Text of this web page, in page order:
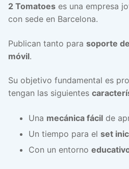
2 Tomatoes es una empresa
con sede en Barcelona.
Publican tanto para soporte
móvil.
Su objetivo fundamental es
tengan las siguientes
Una mecánica fácil de
Un tiempo para el set
Con un entorno